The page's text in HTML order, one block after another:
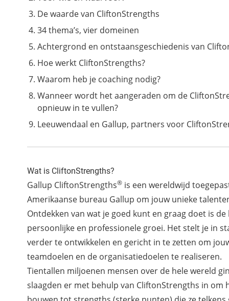
De waarde van CliftonStrengths
34 thema’s, vier domeinen
Achtergrond en ontstaansgeschiedenis van
Hoe werkt CliftonStrengths?
Waarom heb je coaching nodig?
Wanneer wordt het aangeraden om de
opnieuw in te vullen?
Leeuwendaal en Gallup, partners voor
Wat is CliftonStrengths?
Gallup CliftonStrengths®is een wereldwijd
Amerikaanse bureau Gallup om jouw unieke
Ontdekken van wat je goed kunt en graag doet is
persoonlijke en professionele groei. Het stelt je in
verder te ontwikkelen en gericht in te zetten om
teamdoelen en de organisatiedoelen te realiseren.
Tientallen miljoenen mensen over de hele wereld
slaagden er met behulp van CliftonStrengths in om